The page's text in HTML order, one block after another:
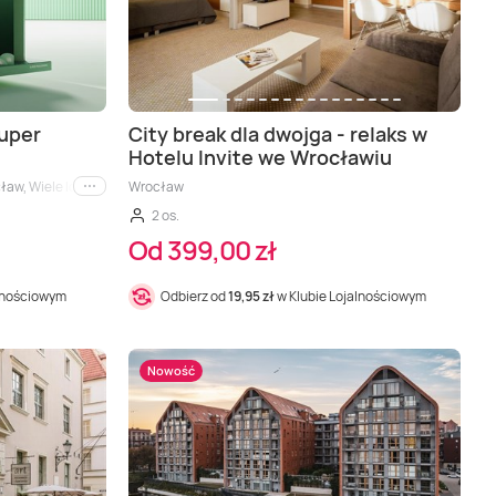
Kołobrzeg, Morze, Zakopane
Wiele lokalizacji, Gdańsk, Gdynia, Katowice
i inne
City break dla dwojga - relaks w
Hotelu Invite we Wrocławiu
Wrocław
2 os.
Od 399,00 zł
Odbierz od19,95 złw Klubie Lojalnościowym
Nowość